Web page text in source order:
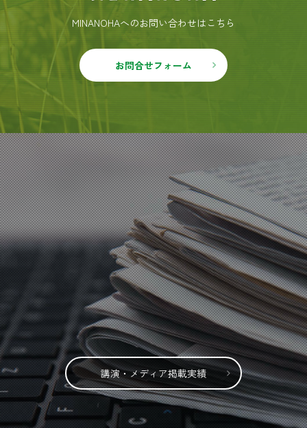
MINANOHAへのお問い合わせはこちら
お問合せフォーム
講演・メディア掲載実績